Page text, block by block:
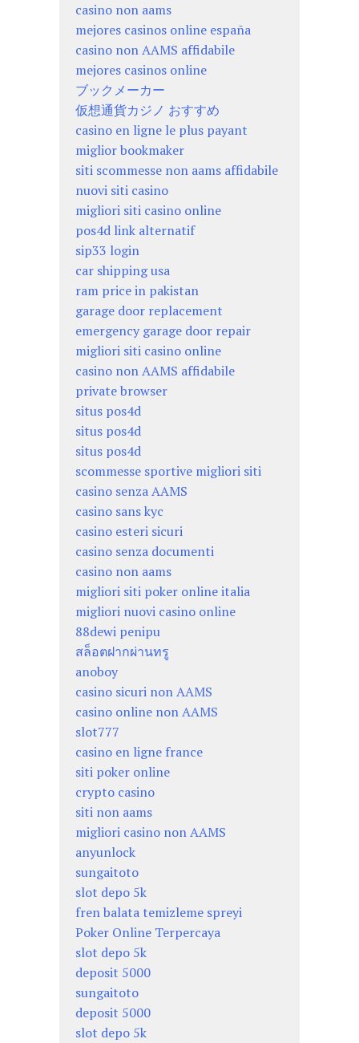
casino non aams
mejores casinos online españa
casino non AAMS affidabile
mejores casinos online
ブックメーカー
仮想通貨カジノ おすすめ
casino en ligne le plus payant
miglior bookmaker
siti scommesse non aams affidabile
nuovi siti casino
migliori siti casino online
pos4d link alternatif
sip33 login
car shipping usa
ram price in pakistan
garage door replacement
emergency garage door repair
migliori siti casino online
casino non AAMS affidabile
private browser
situs pos4d
situs pos4d
situs pos4d
scommesse sportive migliori siti
casino senza AAMS
casino sans kyc
casino esteri sicuri
casino senza documenti
casino non aams
migliori siti poker online italia
migliori nuovi casino online
88dewi penipu
สล็อตฝากผ่านทรู
anoboy
casino sicuri non AAMS
casino online non AAMS
slot777
casino en ligne france
siti poker online
crypto casino
siti non aams
migliori casino non AAMS
anyunlock
sungaitoto
slot depo 5k
fren balata temizleme spreyi
Poker Online Terpercaya
slot depo 5k
deposit 5000
sungaitoto
deposit 5000
slot depo 5k